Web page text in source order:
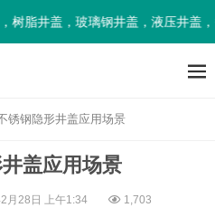
井盖，玻璃钢井盖，液压井盖，
锈钢隐形井盖应用场景
盖应用场景
月28日 上午1:34 1,703